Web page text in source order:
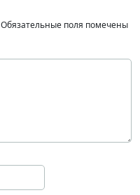
Обязательные поля помечены